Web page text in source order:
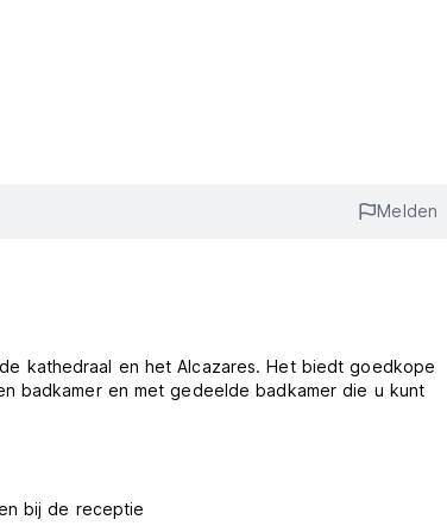
Melden
kathedraal en het Alcazares. Het biedt goedkope
badkamer en met gedeelde badkamer die u kunt
bij de receptie